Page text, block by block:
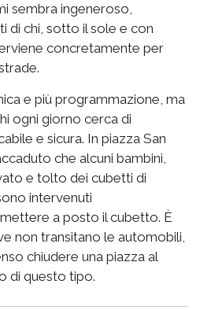
sembra ingeneroso,
di chi, sotto il sole e con
concretamente per
e più programmazione, ma
ogni giorno cerca di
e sicura. In piazza San
che alcuni bambini,
e tolto dei cubetti di
intervenuti
a posto il cubetto. È
non transitano le automobili,
chiudere una piazza al
di questo tipo.